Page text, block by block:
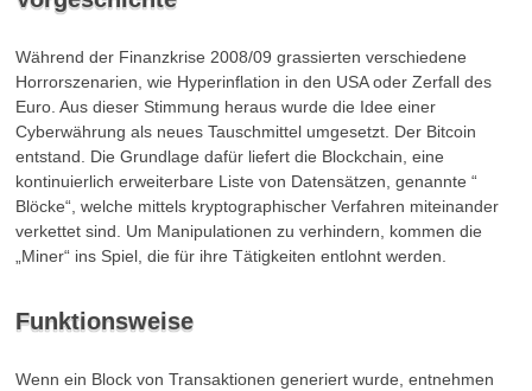
Während der Finanzkrise 2008/09 grassierten verschiedene
Horrorszenarien, wie Hyperinflation in den USA oder Zerfall des
Euro. Aus dieser Stimmung heraus wurde die Idee einer
Cyberwährung als neues Tauschmittel umgesetzt. Der Bitcoin
entstand. Die Grundlage dafür liefert die Blockchain, eine
kontinuierlich erweiterbare Liste von Datensätzen, genannte “
Blöcke“, welche mittels kryptographischer Verfahren miteinander
verkettet sind. Um Manipulationen zu verhindern, kommen die
„Miner“ ins Spiel, die für ihre Tätigkeiten entlohnt werden.
Funktionsweise
Wenn ein Block von Transaktionen generiert wurde, entnehmen